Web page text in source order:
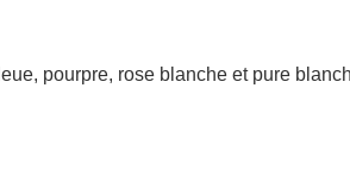
pourpre, rose blanche et pure